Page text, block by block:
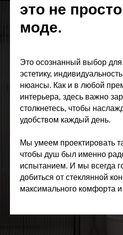
это не
моде.
Это осознанный выбор для
эстетику,
нюансы. Как и в любой
интерьера, здесь важно
столкнетесь, чтобы
удобством каждый день.
Мы умеем проектировать
чтобы душ был именно
испытанием. И мы всегда
добиться от стеклянной
максимального комфорта и